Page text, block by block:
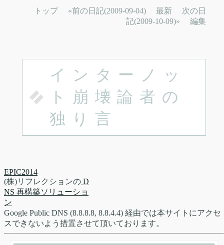
トップ «前の日記(2009-09-04) 最新
次の日
記(2009-10-09)»
編集
インターノッ
ト崩壊論者の
独り言
EPIC2014
(株)リフレクションの D
NS 再構築ソリューショ
ン
Google Public DNS (8.8.8.8, 8.8.4.4) 経由では本サイトにアクセ
スできないよう措置させて頂いております。